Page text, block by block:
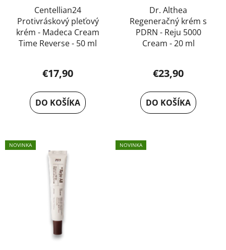
Centellian24
Protivráskový pleťový
krém - Madeca Cream
Time Reverse - 50 ml
€17,90
DO KOŠÍKA
Dr. Althea
Regeneračný krém s
PDRN - Reju 5000
Cream - 20 ml
€23,90
DO KOŠÍKA
NOVINKA NOVINKA